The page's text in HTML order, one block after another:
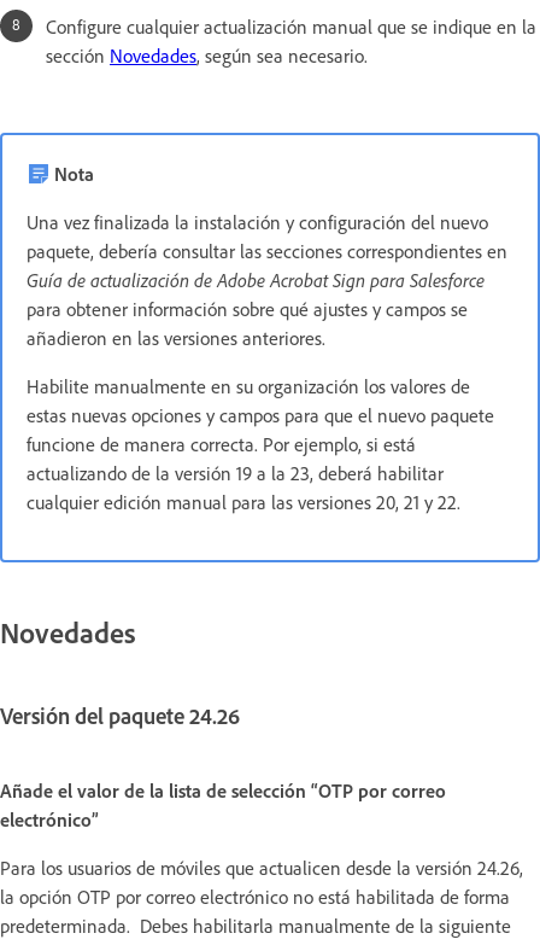
Configure cualquier actualización manual que se indique en la
sección Novedades, según sea necesario.
Nota
Una vez finalizada la instalación y configuración del nuevo
paquete, debería consultar las secciones correspondientes en
Guía de actualización de Adobe Acrobat Sign para Salesforce
para obtener información sobre qué ajustes y campos se
añadieron en las versiones anteriores.
Habilite manualmente en su organización los valores de
estas nuevas opciones y campos para que el nuevo paquete
funcione de manera correcta. Por ejemplo, si está
actualizando de la versión 19 a la 23, deberá habilitar
cualquier edición manual para las versiones 20, 21 y 22.
Novedades
Versión del paquete 24.26
Añade el valor de la lista de selección “OTP por correo
electrónico”
Para los usuarios de móviles que actualicen desde la versión 24.26,
la opción OTP por correo electrónico no está habilitada de forma
predeterminada. Debes habilitarla manualmente de la siguiente